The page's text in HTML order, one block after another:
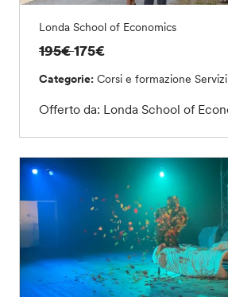
Londa School of Economics
195€175€
Categorie: Corsi e formazioneServizi
Offerto da: Londa School of